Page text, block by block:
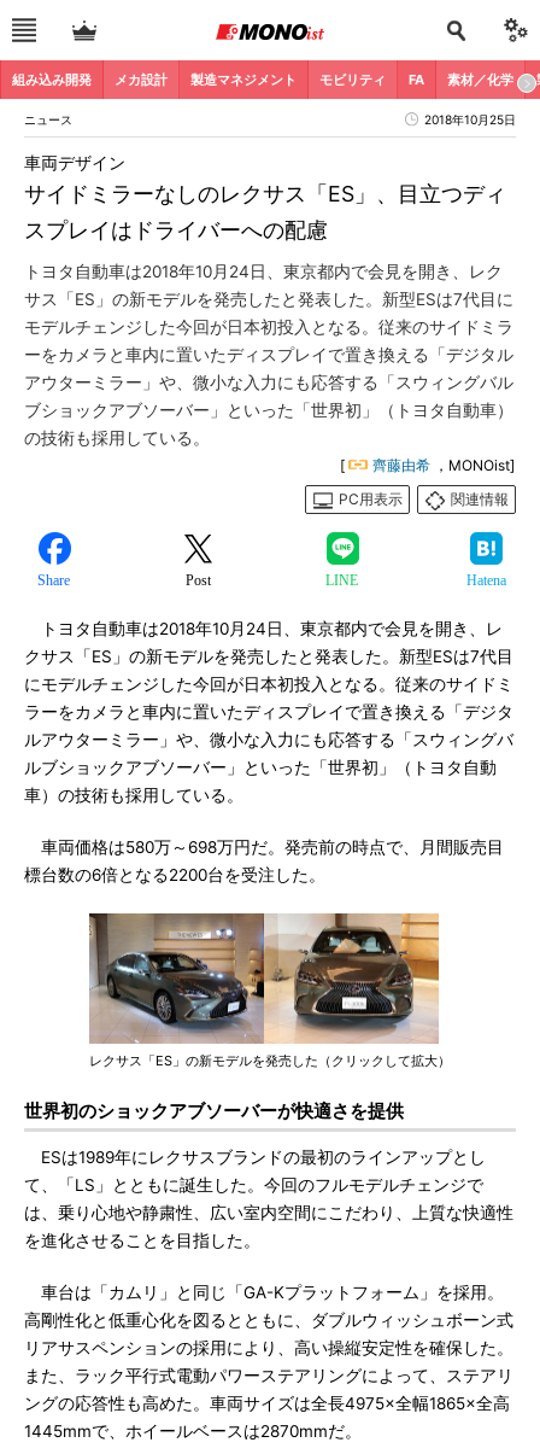
組み込み開発 メカ設計 製造マネジメント モビリティ FA 素材／化学
ニュース 2018年10月25日
サイドミラーなしのレクサス「ES」、目立つディ
スプレイはドライバーへの配慮
車両デザイン
トヨタ自動車は2018年10月24日、東京都内で会見を開き、レク
サス「ES」の新モデルを発売したと発表した。新型ESは7代目に
モデルチェンジした今回が日本初投入となる。従来のサイドミラ
ーをカメラと車内に置いたディスプレイで置き換える「デジタル
アウターミラー」や、微小な入力にも応答する「スウィングバル
ブショックアブソーバー」といった「世界初」（トヨタ自動車）
の技術も採用している。
[ 齊藤由希 ，MONOist]
PC用表示
関連情報
Share Post LINE Hatena
トヨタ自動車は2018年10月24日、東京都内で会見を開き、レ
クサス「ES」の新モデルを発売したと発表した。新型ESは7代目
にモデルチェンジした今回が日本初投入となる。従来のサイドミ
ラーをカメラと車内に置いたディスプレイで置き換える「デジタ
ルアウターミラー」や、微小な入力にも応答する「スウィングバ
ルブショックアブソーバー」といった「世界初」（トヨタ自動
車）の技術も採用している。
車両価格は580万～698万円だ。発売前の時点で、月間販売目
標台数の6倍となる2200台を受注した。
レクサス「ES」の新モデルを発売した（クリックして拡大）
世界初のショックアブソーバーが快適さを提供
ESは1989年にレクサスブランドの最初のラインアップとし
て、「LS」とともに誕生した。今回のフルモデルチェンジで
は、乗り心地や静粛性、広い室内空間にこだわり、上質な快適性
を進化させることを目指した。
車台は「カムリ」と同じ「GA-Kプラットフォーム」を採用。
高剛性化と低重心化を図るとともに、ダブルウィッシュボーン式
リアサスペンションの採用により、高い操縦安定性を確保した。
また、ラック平行式電動パワーステアリングによって、ステアリ
ングの応答性も高めた。車両サイズは全長4975×全幅1865×全高
1445mmで、ホイールベースは2870mmだ。